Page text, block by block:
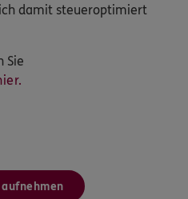
damit steueroptimiert
Sie